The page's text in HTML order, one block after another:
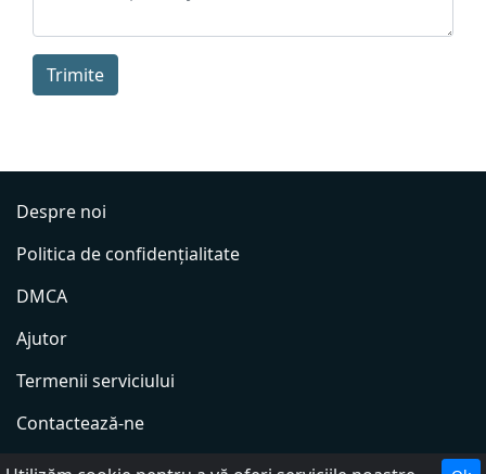
Trimite
Despre noi
Politica de confidențialitate
DMCA
Ajutor
Termenii serviciului
Contactează-ne
Adăugați radio